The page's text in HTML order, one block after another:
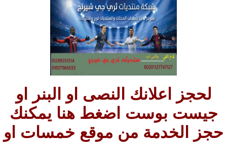
لحجز اعلانك النصى او البنر او
جيست بوست اضغط هنا يمكنك
حجز الخدمة من موقع خمسات او